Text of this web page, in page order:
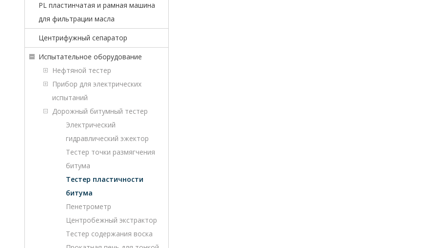
PL пластинчатая и рамная машина
для фильтрации масла
Центрифужный сепаратор
Испытательное оборудование
Нефтяной тестер
Прибор для электрических
испытаний
Дорожный битумный тестер
Электрический
гидравлический эжектор
Тестер точки размягчения
битума
Тестер пластичности
битума
Пенетрометр
Центробежный экстрактор
Тестер содержания воска